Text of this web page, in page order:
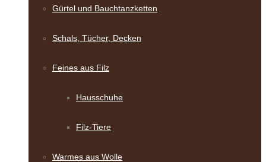
Gürtel und Bauch­tanzketten
Schals, Tücher, Decken
Feines aus Filz
Hausschuhe
Filz-Tiere
Warmes aus Wolle